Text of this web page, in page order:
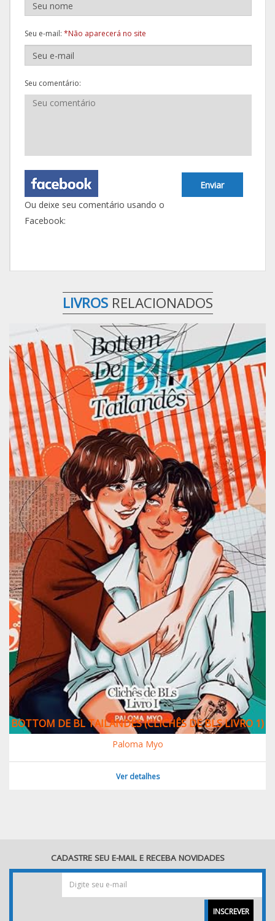
Seu e-mail: *Não aparecerá no site
Seu comentário:
Enviar
Ou deixe seu comentário usando o
Facebook:
LIVROS RELACIONADOS
BOTTOM DE BL TAILANDÊS (CLICHÊS DE BLS LIVRO 1)
Paloma Myo
Ver detalhes
CADASTRE SEU E-MAIL E RECEBA NOVIDADES
INSCREVER